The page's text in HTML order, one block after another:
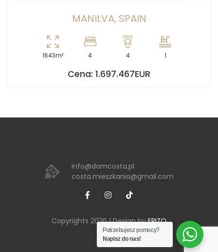
MANILVA, SPAIN
1643m² 4 4 1
Cena: 1.697.467EUR
Potrzebujesz pomocy?
Napisz do nas!
info@domcosta.pl
costa.mieszkania@gmail.com
Copyrights 2026 | Design byERIZO